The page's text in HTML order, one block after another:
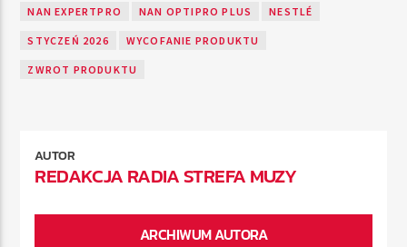
NAN EXPERTPRO NAN OPTIPRO PLUS NESTLÉ
STYCZEŃ 2026 WYCOFANIE PRODUKTU
ZWROT PRODUKTU
AUTOR
REDAKCJA RADIA STREFA MUZY
ARCHIWUM AUTORA